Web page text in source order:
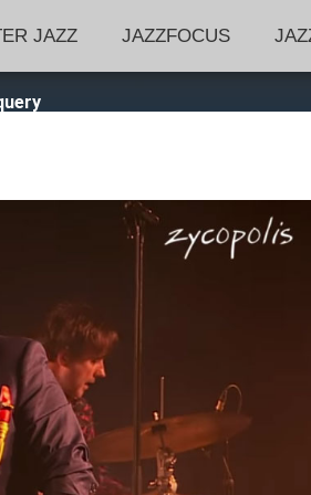
JAZZ JAZZFOCUS